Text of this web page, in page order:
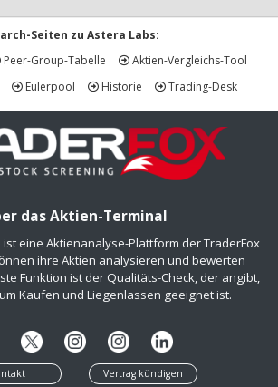
Seiten zu Astera Labs:
Peer-Group-Tabelle
Aktien-Vergleichs-Tool
Eulerpool Historie Trading-Desk
das Aktien-Terminal
ist eine Aktienanalyse-Plattform der TraderFox
ihre Aktien analysieren und bewerten
Funktion ist der Qualitäts-Check, der angibt,
Kaufen und Liegenlassen geeignet ist.
Vertrag kündigen